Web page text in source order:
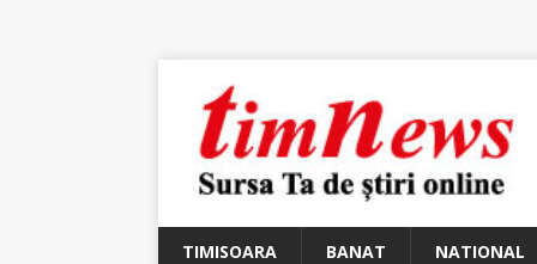
TIMISOARA BANAT NATIONAL